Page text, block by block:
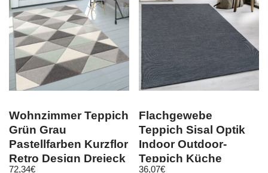
Wohnzimmer Teppich
Grün Grau
Pastellfarben Kurzflor
Retro Design Dreieck
72,34€
Flachgewebe
Teppich Sisal Optik
Indoor Outdoor-
Teppich Küche
36,07€